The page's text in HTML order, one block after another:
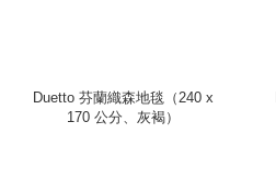
Duetto 芬蘭織森地毯（240 x
170 公分、灰褐）